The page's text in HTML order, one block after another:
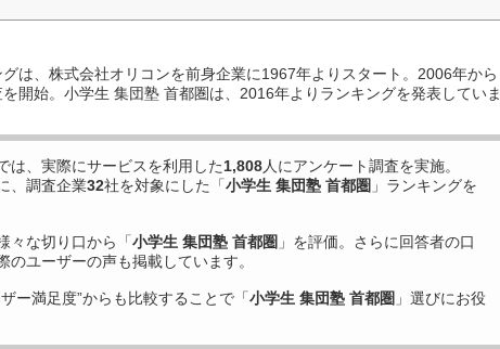
は、株式会社オリコンを前身企業に1967年よりスタート。2006年から
開始。小学生 集団塾 首都圏は、2016年よりランキングを発表していま
は、実際にサービスを利用した1,808人にアンケート調査を実施。
、調査企業32社を対象にした「小学生 集団塾 首都圏 」ランキングを
々な切り口から「小学生 集団塾 首都圏 」を評価。さらに回答者の口
のユーザーの声も掲載しています。
ー満足度”からも比較することで「小学生 集団塾 首都圏 」選びにお役